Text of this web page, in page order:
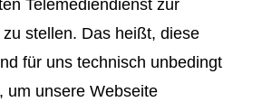
Telemediendienst zur
stellen. Das heißt, diese
für uns technisch unbedingt
um unsere Webseite